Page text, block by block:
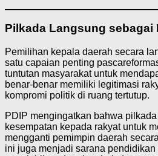
Pilkada Langsung sebagai
Pemilihan kepala daerah secara
satu capaian penting
tuntutan masyarakat untuk
benar-benar memiliki legitimasi
kompromi politik di ruang tertutup.
PDIP mengingatkan bahwa
kesempatan kepada rakyat untuk
mengganti pemimpin daerah
ini juga menjadi sarana